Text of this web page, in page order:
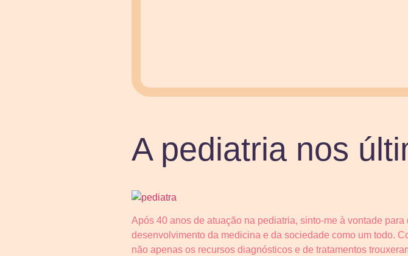
A pediatria nos
Após 40 anos de atuação na pediatria, sinto-me à vontade
desenvolvimento da medicina e da sociedade como um todo.
não apenas os recursos diagnósticos e de tratamentos